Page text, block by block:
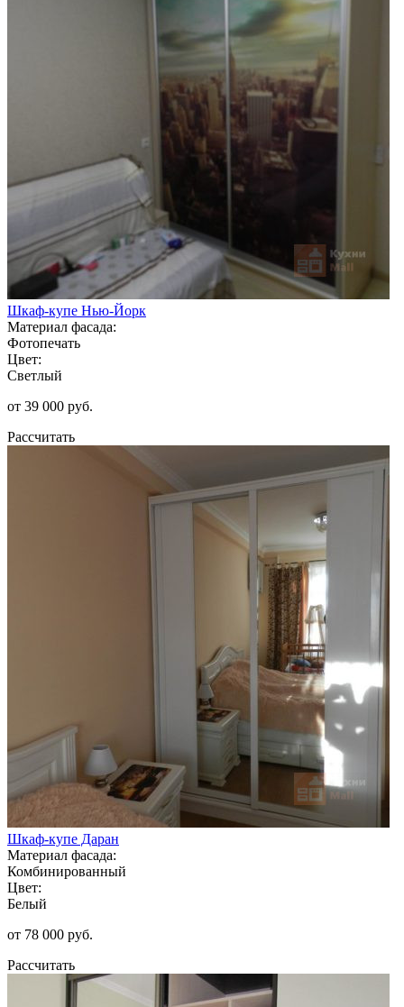
Шкаф-купе Нью-Йорк
Материал фасада:
Фотопечать
Цвет:
Светлый
от 39 000 руб.
Рассчитать
Шкаф-купе Даран
Материал фасада:
Комбинированный
Цвет:
Белый
от 78 000 руб.
Рассчитать